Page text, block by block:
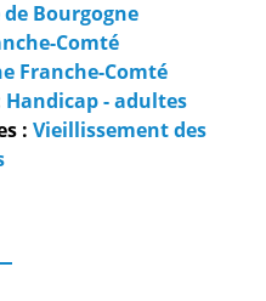
de Bourgogne
Comté
Franche-Comté
Handicap - adultes
: Vieillissement des